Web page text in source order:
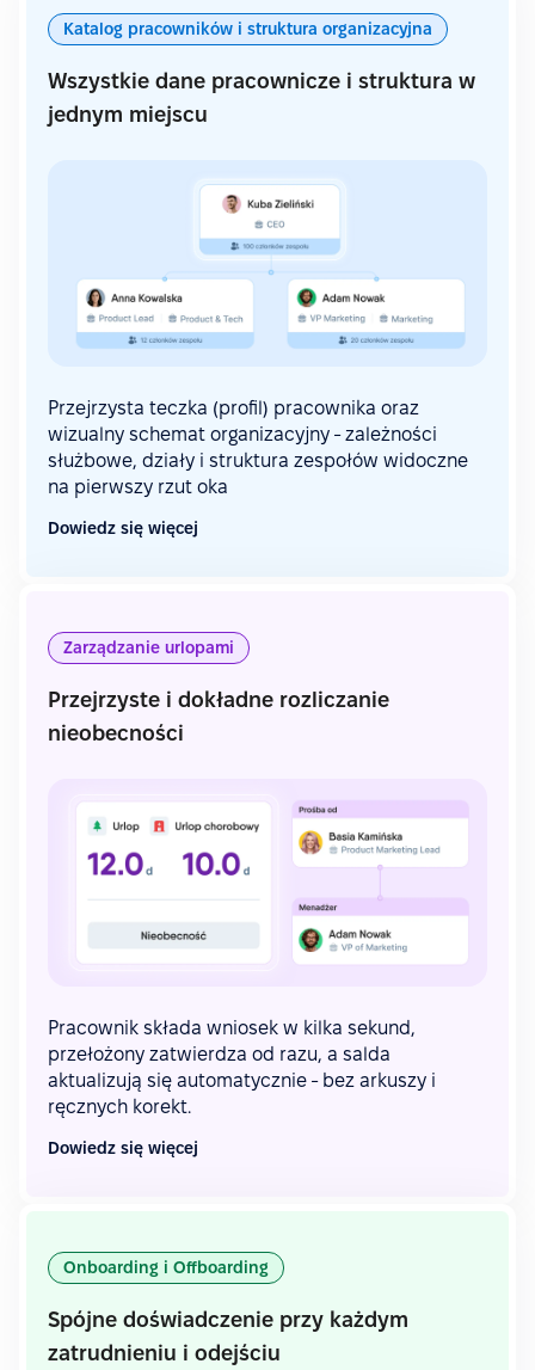
Katalog pracowników i struktura organizacyjna
Wszystkie dane pracownicze i struktura w
jednym miejscu
Przejrzysta teczka (profil) pracownika oraz
wizualny schemat organizacyjny - zależności
służbowe, działy i struktura zespołów widoczne
na pierwszy rzut oka
Dowiedz się więcej
Zarządzanie urlopami
Przejrzyste i dokładne rozliczanie
nieobecności
Pracownik składa wniosek w kilka sekund,
przełożony zatwierdza od razu, a salda
aktualizują się automatycznie - bez arkuszy i
ręcznych korekt.
Dowiedz się więcej
Onboarding i Offboarding
Spójne doświadczenie przy każdym
zatrudnieniu i odejściu